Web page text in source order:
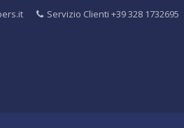
Servizio Clienti +39 328 1732695